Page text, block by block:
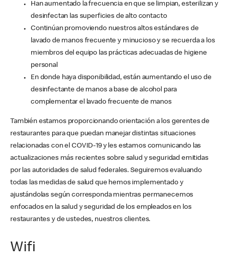
Han aumentado la frecuencia en que se limpian, esterilizan y
desinfectan las superficies de alto contacto
Continúan promoviendo nuestros altos estándares de
lavado de manos frecuente y minucioso y se recuerda a los
miembros del equipo las prácticas adecuadas de higiene
personal
En donde haya disponibilidad, están aumentando el uso de
desinfectante de manos a base de alcohol para
complementar el lavado frecuente de manos
También estamos proporcionando orientación a los gerentes de
restaurantes para que puedan manejar distintas situaciones
relacionadas con el COVID-19 y les estamos comunicando las
actualizaciones más recientes sobre salud y seguridad emitidas
por las autoridades de salud federales. Seguiremos evaluando
todas las medidas de salud que hemos implementado y
ajustándolas según corresponda mientras permanecemos
enfocados en la salud y seguridad de los empleados en los
restaurantes y de ustedes, nuestros clientes.
Wifi